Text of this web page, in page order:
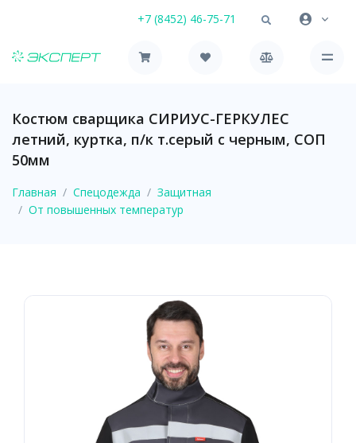
+7 (8452) 46-75-71
Костюм сварщика СИРИУС-ГЕРКУЛЕС
летний, куртка, п/к т.серый с черным, СОП
50мм
Главная Спецодежда
Защитная
От повышенных температур